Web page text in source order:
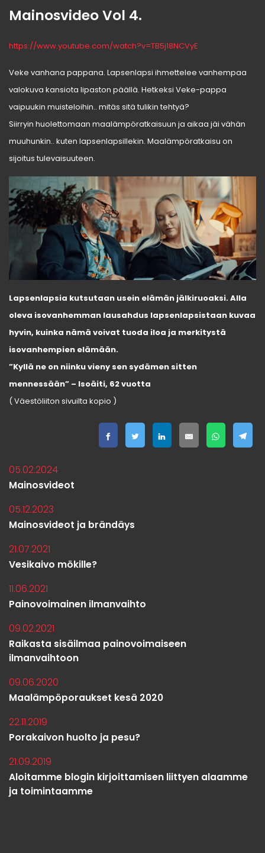
Mainosvideo Vol 4.
https://www.youtube.com/watch?v=TB5j18NCVyE
Veke vanhana pappana. Lapsenlapsi ihmettelee vanhempaa
valokuva kansiota lipaston päällä. Hetkeksi Veke-pappa
vaipuukin muisteloihin.. mitäs sitä tulikin tehtyä?
Siirryin huolettomaan maalämpöratkaisuun ja aikaa jäi vähän
muuhunkin.. kuten lapsenlapsillekin. Maalämpöratkaisu on
sijoitus tulevaisuuteen.
Lapsenlapsia kutsutaan usein elämän jälkiruoaksi. Alla
oleva isovanhemman lausahdus lapsenlapsistaan kuvaa
hyvin, kuinka nämä voivat tuoda iloa ja merkitystä
isovanhempien elämään.
”Kyllä ne on niinku vieny sen sydämen sitten
mennessään” – Isoäiti, 62 vuotta
( Väestöliiton sivuilta kopio )
05.02.2024
Mainosvideot
05.12.2023
Mainosvideot ja brändäys
21.07.2021
Vesikaivo mökille?
11.06.2021
Painovoimainen ilmanvaihto
09.02.2021
Raikasta sisäilmaa painovoimaiseen
ilmanvaihtoon
09.06.2020
Maalämpöporaukset kesä 2020
22.11.2019
Porakaivon huolto ja pesu?
21.09.2019
Aloitamme blogin kirjoittamisen liittyen alaamme
ja toimintaamme